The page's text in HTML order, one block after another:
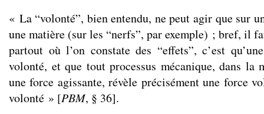
« La “volonté”, bien entendu, ne peut agir que sur
une matière (sur les “nerfs”, par exemple) ; bref, il
partout où l’on constate des “effets”, c’est
volonté, et que tout processus mécanique, dans la
une force agissante, révèle précisément une force
volonté » [PBM, § 36].